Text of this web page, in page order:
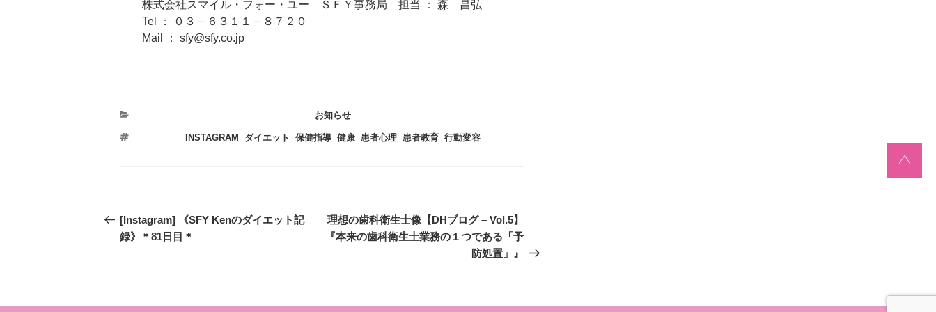
株式会社スマイル・フォー・ユー ＳＦＹ事務局 担当 ： 森 昌弘
Tel ： ０３－６３１１－８７２０
Mail ： sfy@sfy.co.jp
カ
ゴ
お知らせ
タ
INSTAGRAM ダイエット ,保健指導 ,健康 ,患者心理 ,患者教育 ,行動変容
投
稿
過
去
[Instagram] 《SFY Kenのダイエット記
録》＊81日目＊
次
の
理想の歯科衛生士像【DHブログ – Vol.5】
『本来の歯科衛生士業務の１つである「予
防処置」』